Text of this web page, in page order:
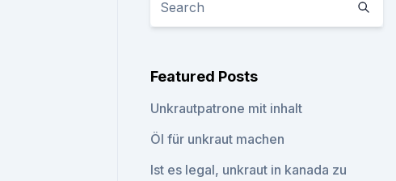
Featured Posts
Unkrautpatrone mit inhalt
Öl für unkraut machen
Ist es legal, unkraut in kanada zu